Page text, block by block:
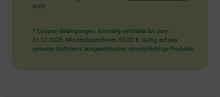
AHD.
* Coupon-Bedingungen: Einmalig einlösbar bis zum
31.12.2026. Mindestbestellwert: 50,00 €. Gültig auf das
gesamte Sortiment, ausgeschlossen rezeptpflichtige Produkte.